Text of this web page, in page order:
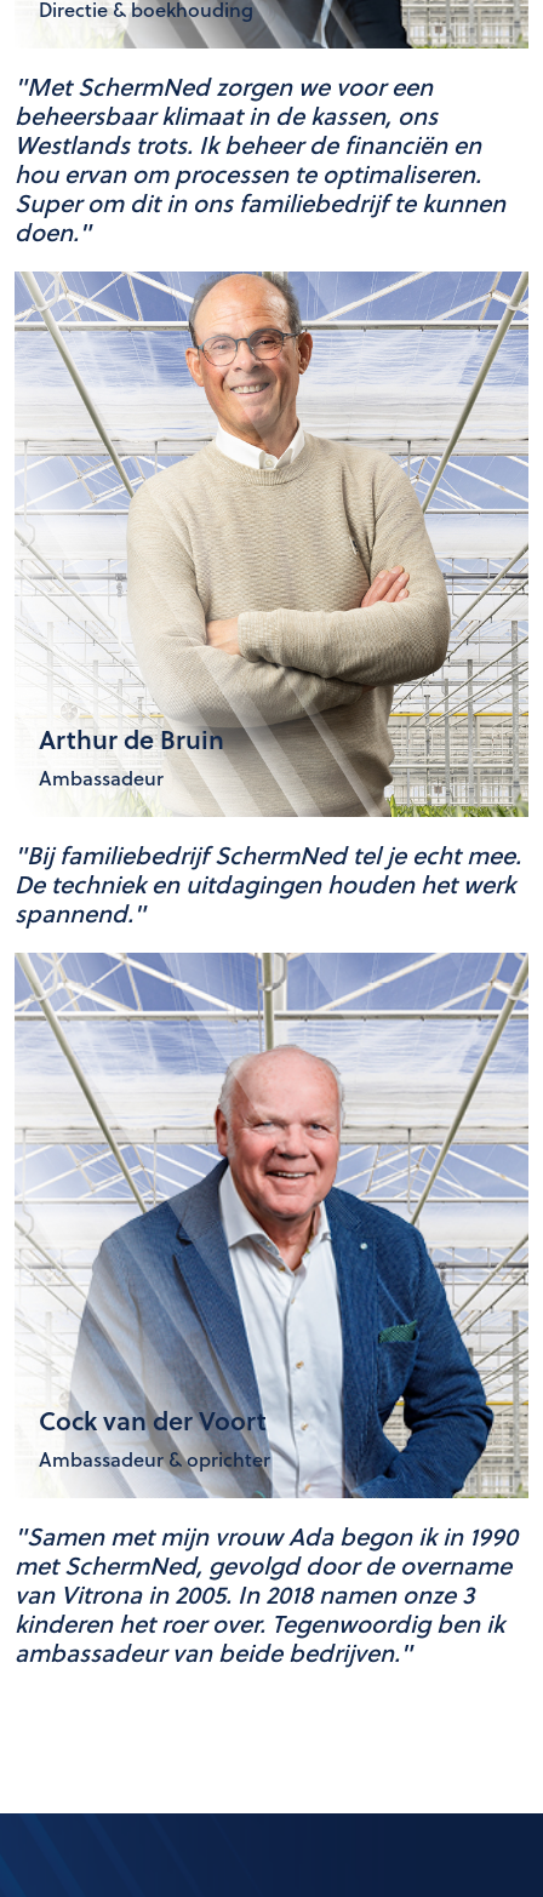
Directie & boekhouding
"Met SchermNed zorgen we voor een
beheersbaar klimaat in de kassen, ons
Westlands trots. Ik beheer de financiën en
hou ervan om processen te optimaliseren.
Super om dit in ons familiebedrijf te kunnen
doen."
Arthur de Bruin
Ambassadeur
"Bij familiebedrijf SchermNed tel je echt mee.
De techniek en uitdagingen houden het werk
spannend."
Cock van der Voort
Ambassadeur & oprichter
"Samen met mijn vrouw Ada begon ik in 1990
met SchermNed, gevolgd door de overname
van Vitrona in 2005. In 2018 namen onze 3
kinderen het roer over. Tegenwoordig ben ik
ambassadeur van beide bedrijven."